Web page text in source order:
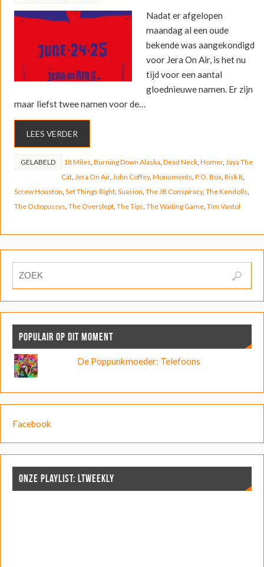
Nadat er afgelopen
maandag al een oude
bekende was aangekondigd
voor Jera On Air, is het nu
tijd voor een aantal
gloednieuwe namen. Er zijn
maar liefst twee namen voor de…
LEES VERDER
GELABELD 18 Miles Burning Down Alaska Dead Neck, Homer, Jaya The
Cat, Jera On Air, John Coffey, Monuments P.O. Box, Risk It,
Screw Houston Set Things Right, Suasion The JB Conspiracy, The Kendolls
The Octopussys The Overslept, The Tips The Waiting Game, Tim Vantol
POPULAIR OP DIT MOMENT
De Poppunkmoeder: Telefoons
Facebook
ONZE PLAYLIST: LTWEEKLY